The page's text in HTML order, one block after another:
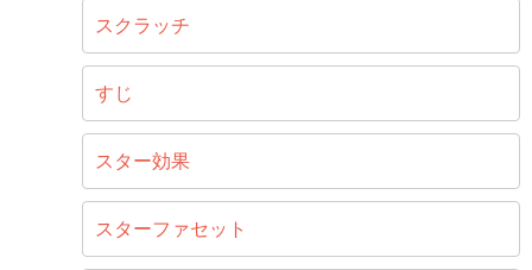
スクラッチ
すじ
スター効果
スターファセット